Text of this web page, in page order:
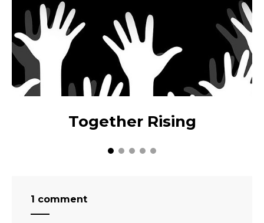
Together Rising
1 comment